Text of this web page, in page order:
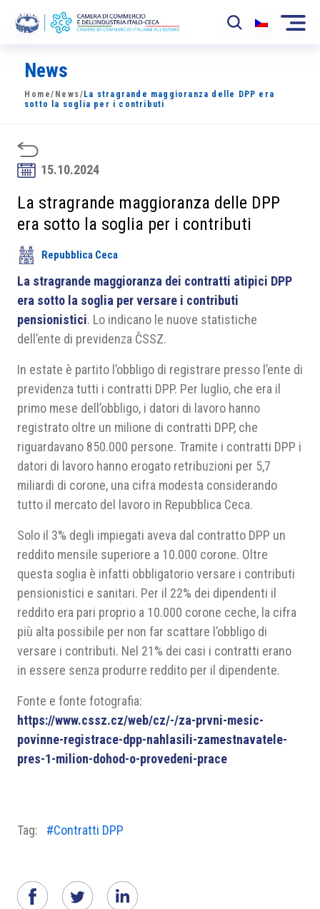
La Camera
News
Sviluppo Mercato
Soci
Partner
Progetti
Area riservata
News
Home/ News/ La stragrande maggioranza delle DPP era
sotto la soglia per i contributi
15.10.2024
La stragrande maggioranza delle DPP
era sotto la soglia per i contributi
Repubblica Ceca
La stragrande maggioranza dei contratti atipici DPP
era sotto la soglia per versare i contributi
pensionistici. Lo indicano le nuove statistiche
dell’ente di previdenza ČSSZ.
In estate è partito l’obbligo di registrare presso l’ente di
previdenza tutti i contratti DPP. Per luglio, che era il
primo mese dell’obbligo, i datori di lavoro hanno
registrato oltre un milione di contratti DPP, che
riguardavano 850.000 persone. Tramite i contratti DPP i
datori di lavoro hanno erogato retribuzioni per 5,7
miliardi di corone, una cifra modesta considerando
tutto il mercato del lavoro in Repubblica Ceca.
Solo il 3% degli impiegati aveva dal contratto DPP un
reddito mensile superiore a 10.000 corone. Oltre
questa soglia è infatti obbligatorio versare i contributi
pensionistici e sanitari. Per il 22% dei dipendenti il
reddito era pari proprio a 10.000 corone ceche, la cifra
più alta possibile per non far scattare l’obbligo di
versare i contributi. Nel 21% dei casi i contratti erano
in essere senza produrre reddito per il dipendente.
Fonte e fonte fotografia:
https://www.cssz.cz/web/cz/-/za-prvni-mesic-
povinne-registrace-dpp-nahlasili-zamestnavatele-
pres-1-milion-dohod-o-provedeni-prace
Tag: #Contratti DPP